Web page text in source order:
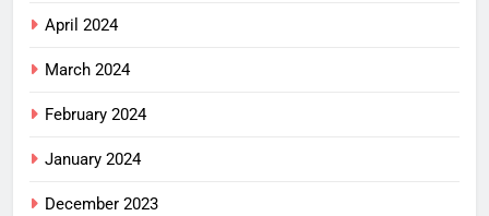
April 2024
March 2024
February 2024
January 2024
December 2023